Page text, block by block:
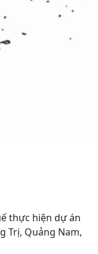
thực hiện dự án
Trị, Quảng Nam,